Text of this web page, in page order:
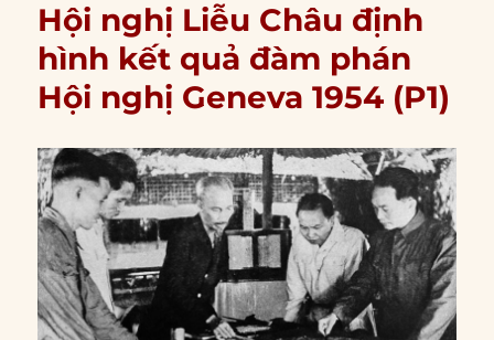
Hội nghị Liễu Châu định
hình kết quả đàm phán
Hội nghị Geneva 1954 (P1)